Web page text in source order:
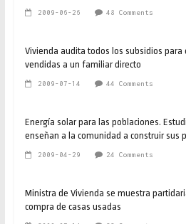
2009-06-26 48 Comments
Vivienda audita todos los subsidios para
vendidas a un familiar directo
2009-07-14 44 Comments
Energía solar para las poblaciones.
enseñan a la comunidad a construir sus
2009-04-29 24 Comments
Ministra de Vivienda se muestra
compra de casas usadas